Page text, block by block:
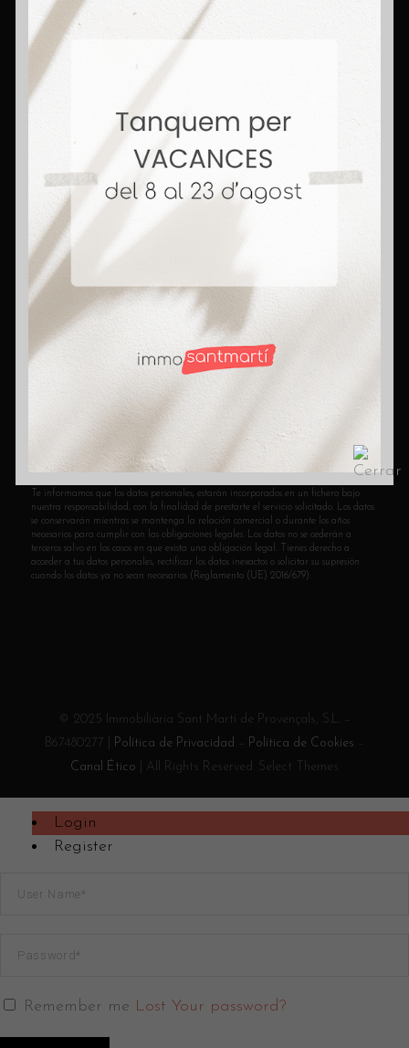
+ 14 Años Vendiendo Hogares. Honestidad,
porque aquí somos agentes con corazón.
Contact
C/ Cantabria 8 (esquina C/ Andrade)
Llámanos al
info@immobiliariasantmarti.com
Síguenos desde:
Suscríbete
SI autorizo a recibir información comercial.
He leído y acepto la Política de Privacidad.
Te informamos que los datos personales, estarán incorporados en un fichero bajo
nuestra responsabilidad, con la finalidad de prestarte el servicio solicitado. Los datos
se conservarán mientras se mantenga la relación comercial o durante los años
necesarios para cumplir con las obligaciones legales. Los datos no se cederán a
terceros salvo en los casos en que exista una obligación legal. Tienes derecho a
acceder a tus datos personales, rectificar los datos inexactos o solicitar su supresión
cuando los datos ya no sean necesarios (Reglamento (UE) 2016/679).
© 2025 Immobiliària Sant Martí de Provençals, S.L. –
B67480277 | Política de Privacidad Política de Cookies
Canal Ético | All Rights Reserved. Select Themes
Login
Register
Remember me Lost Your password?